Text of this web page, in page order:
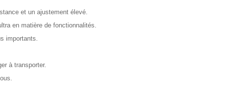
et un ajustement élevé.
en matière de fonctionnalités.
importants.
à transporter.